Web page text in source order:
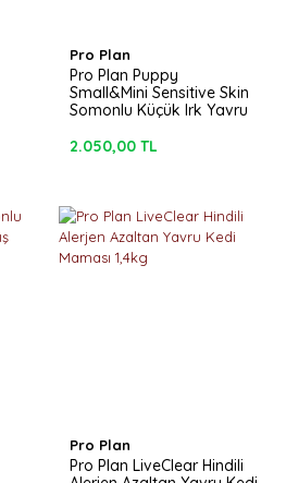
Pro Plan
Pro Plan Puppy
Small&Mini Sensitive Skin
Somonlu Küçük Irk Yavru
2.050,00 TL
Pro Plan
Pro Plan LiveClear Hindili